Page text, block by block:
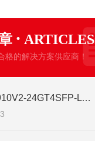
· ARTICLES
格的解决方案供应商！
锐捷RG-S2910V2-24GT4SFP-L 24口网管千兆交换机